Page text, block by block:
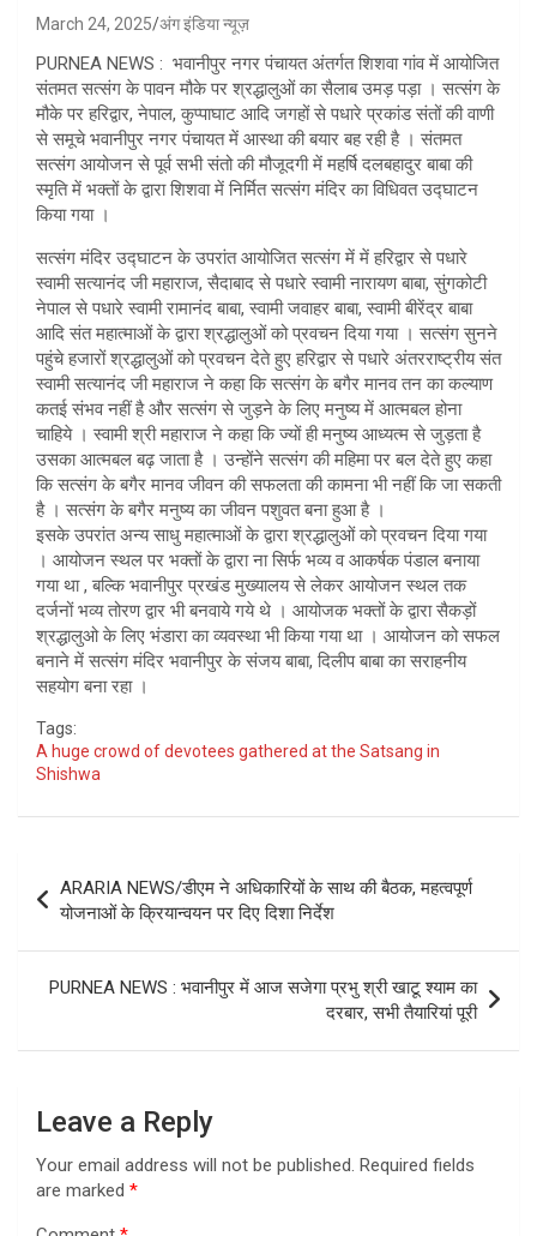
March 24, 2025 अंग इंडिया न्यूज़
PURNEA NEWS : भवानीपुर नगर पंचायत अंतर्गत शिशवा गांव में आयोजित
संतमत सत्संग के पावन मौके पर श्रद्धालुओं का सैलाब उमड़ पड़ा । सत्संग के
मौके पर हरिद्वार, नेपाल, कुप्पाघाट आदि जगहों से पधारे प्रकांड संतों की वाणी
से समूचे भवानीपुर नगर पंचायत में आस्था की बयार बह रही है । संतमत
सत्संग आयोजन से पूर्व सभी संतो की मौजूदगी में महर्षि दलबहादुर बाबा की
स्मृति में भक्तों के द्वारा शिशवा में निर्मित सत्संग मंदिर का विधिवत उद्घाटन
किया गया ।
सत्संग मंदिर उद्घाटन के उपरांत आयोजित सत्संग में में हरिद्वार से पधारे
स्वामी सत्यानंद जी महाराज, सैदाबाद से पधारे स्वामी नारायण बाबा, सुंगकोटी
नेपाल से पधारे स्वामी रामानंद बाबा, स्वामी जवाहर बाबा, स्वामी बीरेंद्र बाबा
आदि संत महात्माओं के द्वारा श्रद्धालुओं को प्रवचन दिया गया । सत्संग सुनने
पहुंचे हजारों श्रद्धालुओं को प्रवचन देते हुए हरिद्वार से पधारे अंतरराष्ट्रीय संत
स्वामी सत्यानंद जी महाराज ने कहा कि सत्संग के बगैर मानव तन का कल्याण
कतई संभव नहीं है और सत्संग से जुड़ने के लिए मनुष्य में आत्मबल होना
चाहिये । स्वामी श्री महाराज ने कहा कि ज्यों ही मनुष्य आध्यत्म से जुड़ता है
उसका आत्मबल बढ़ जाता है । उन्होंने सत्संग की महिमा पर बल देते हुए कहा
कि सत्संग के बगैर मानव जीवन की सफलता की कामना भी नहीं कि जा सकती
है । सत्संग के बगैर मनुष्य का जीवन पशुवत बना हुआ है ।
इसके उपरांत अन्य साधु महात्माओं के द्वारा श्रद्धालुओं को प्रवचन दिया गया
। आयोजन स्थल पर भक्तों के द्वारा ना सिर्फ भव्य व आकर्षक पंडाल बनाया
गया था , बल्कि भवानीपुर प्रखंड मुख्यालय से लेकर आयोजन स्थल तक
दर्जनों भव्य तोरण द्वार भी बनवाये गये थे । आयोजक भक्तों के द्वारा सैकड़ों
श्रद्धालुओ के लिए भंडारा का व्यवस्था भी किया गया था । आयोजन को सफल
बनाने में सत्संग मंदिर भवानीपुर के संजय बाबा, दिलीप बाबा का सराहनीय
सहयोग बना रहा ।
Tags:
A huge crowd of devotees gathered at the Satsang in
Shishwa
navigation
ARARIA NEWS/डीएम ने अधिकारियों के साथ की बैठक, महत्वपूर्ण
योजनाओं के क्रियान्वयन पर दिए दिशा निर्देश
PURNEA NEWS : भवानीपुर में आज सजेगा प्रभु श्री खाटू श्याम का
दरबार, सभी तैयारियां पूरी
Leave a Reply
Your email address will not be published. Required fields
are marked *